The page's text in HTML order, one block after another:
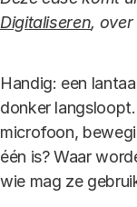
Digitaliseren,
Handig: een
donker
microfoon,
één is? Waar
wie mag ze